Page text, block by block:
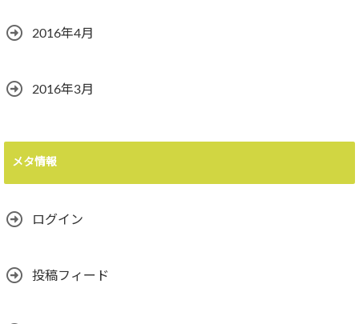
2016年4月
2016年3月
メタ情報
ログイン
投稿フィード